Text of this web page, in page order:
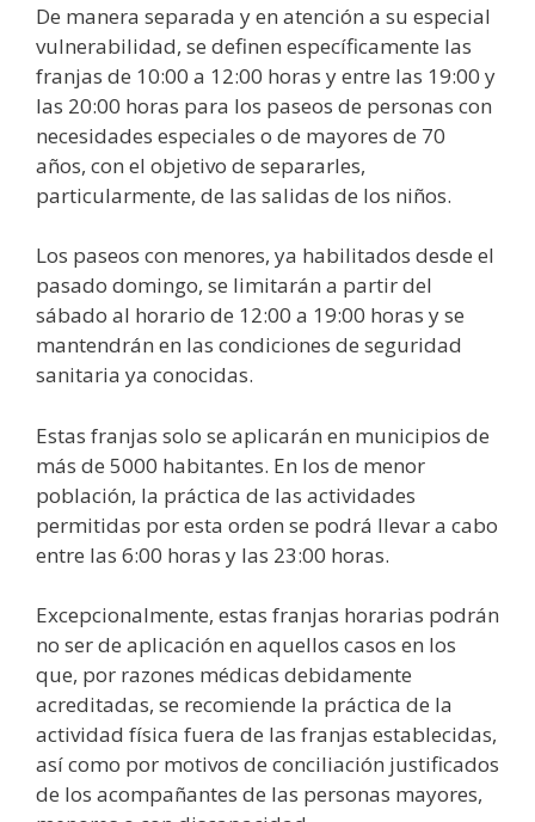
De manera separada y en atención a su especial
vulnerabilidad, se definen específicamente las
franjas de 10:00 a 12:00 horas y entre las 19:00 y
las 20:00 horas para los paseos de personas con
necesidades especiales o de mayores de 70
años, con el objetivo de separarles,
particularmente, de las salidas de los niños.
Los paseos con menores, ya habilitados desde el
pasado domingo, se limitarán a partir del
sábado al horario de 12:00 a 19:00 horas y se
mantendrán en las condiciones de seguridad
sanitaria ya conocidas.
Estas franjas solo se aplicarán en municipios de
más de 5000 habitantes. En los de menor
población, la práctica de las actividades
permitidas por esta orden se podrá llevar a cabo
entre las 6:00 horas y las 23:00 horas.
Excepcionalmente, estas franjas horarias podrán
no ser de aplicación en aquellos casos en los
que, por razones médicas debidamente
acreditadas, se recomiende la práctica de la
actividad física fuera de las franjas establecidas,
así como por motivos de conciliación justificados
de los acompañantes de las personas mayores,